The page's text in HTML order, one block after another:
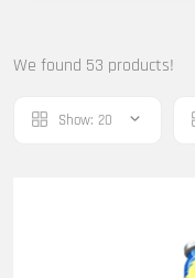
We found 53 products!
Show: 20